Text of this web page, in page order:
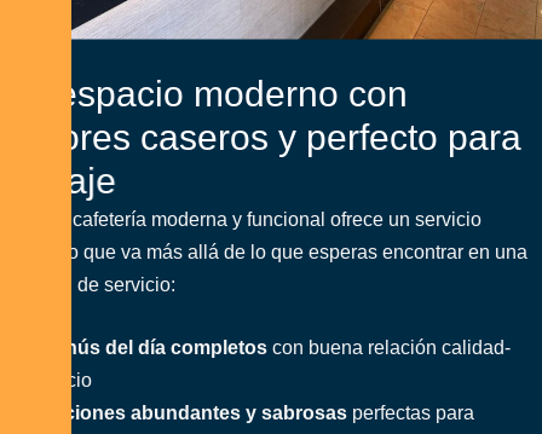
espacio moderno con
ores caseros y perfecto para
aje
Nuestra cafetería moderna y funcional ofrece un servicio
completo que va más allá de lo que esperas encontrar en una
estación de servicio:
Menús del día completos con buena relación calidad-
precio
Raciones abundantes y sabrosas perfectas para